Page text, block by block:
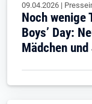
09.04.2026 |
Noch wenige
Boys’ Day:
Mädchen